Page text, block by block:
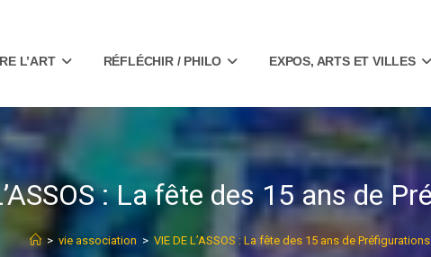
L’ART RÉFLÉCHIR / PHILO EXPOS, ARTS ET VILLES
: La fête des 15 ans de
> vie association > VIE DE L’ASSOS : La fête des 15 ans de Préfigurations